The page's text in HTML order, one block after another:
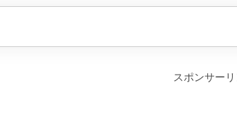
スポンサー